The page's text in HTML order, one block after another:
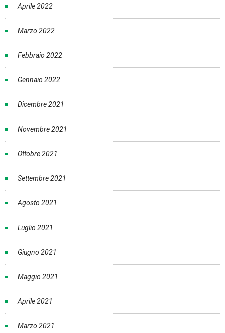
Aprile 2022
Marzo 2022
Febbraio 2022
Gennaio 2022
Dicembre 2021
Novembre 2021
Ottobre 2021
Settembre 2021
Agosto 2021
Luglio 2021
Giugno 2021
Maggio 2021
Aprile 2021
Marzo 2021